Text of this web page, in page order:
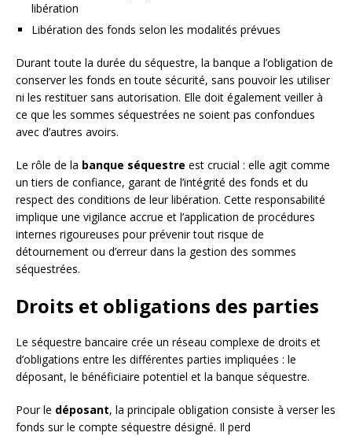
libération
Libération des fonds selon les modalités prévues
Durant toute la durée du séquestre, la banque a l’obligation de
conserver les fonds en toute sécurité, sans pouvoir les utiliser
ni les restituer sans autorisation. Elle doit également veiller à
ce que les sommes séquestrées ne soient pas confondues
avec d’autres avoirs.
Le rôle de la banque séquestre est crucial : elle agit comme
un tiers de confiance, garant de l’intégrité des fonds et du
respect des conditions de leur libération. Cette responsabilité
implique une vigilance accrue et l’application de procédures
internes rigoureuses pour prévenir tout risque de
détournement ou d’erreur dans la gestion des sommes
séquestrées.
Droits et obligations des parties
Le séquestre bancaire crée un réseau complexe de droits et
d’obligations entre les différentes parties impliquées : le
déposant, le bénéficiaire potentiel et la banque séquestre.
Pour le déposant, la principale obligation consiste à verser les
fonds sur le compte séquestre désigné. Il perd